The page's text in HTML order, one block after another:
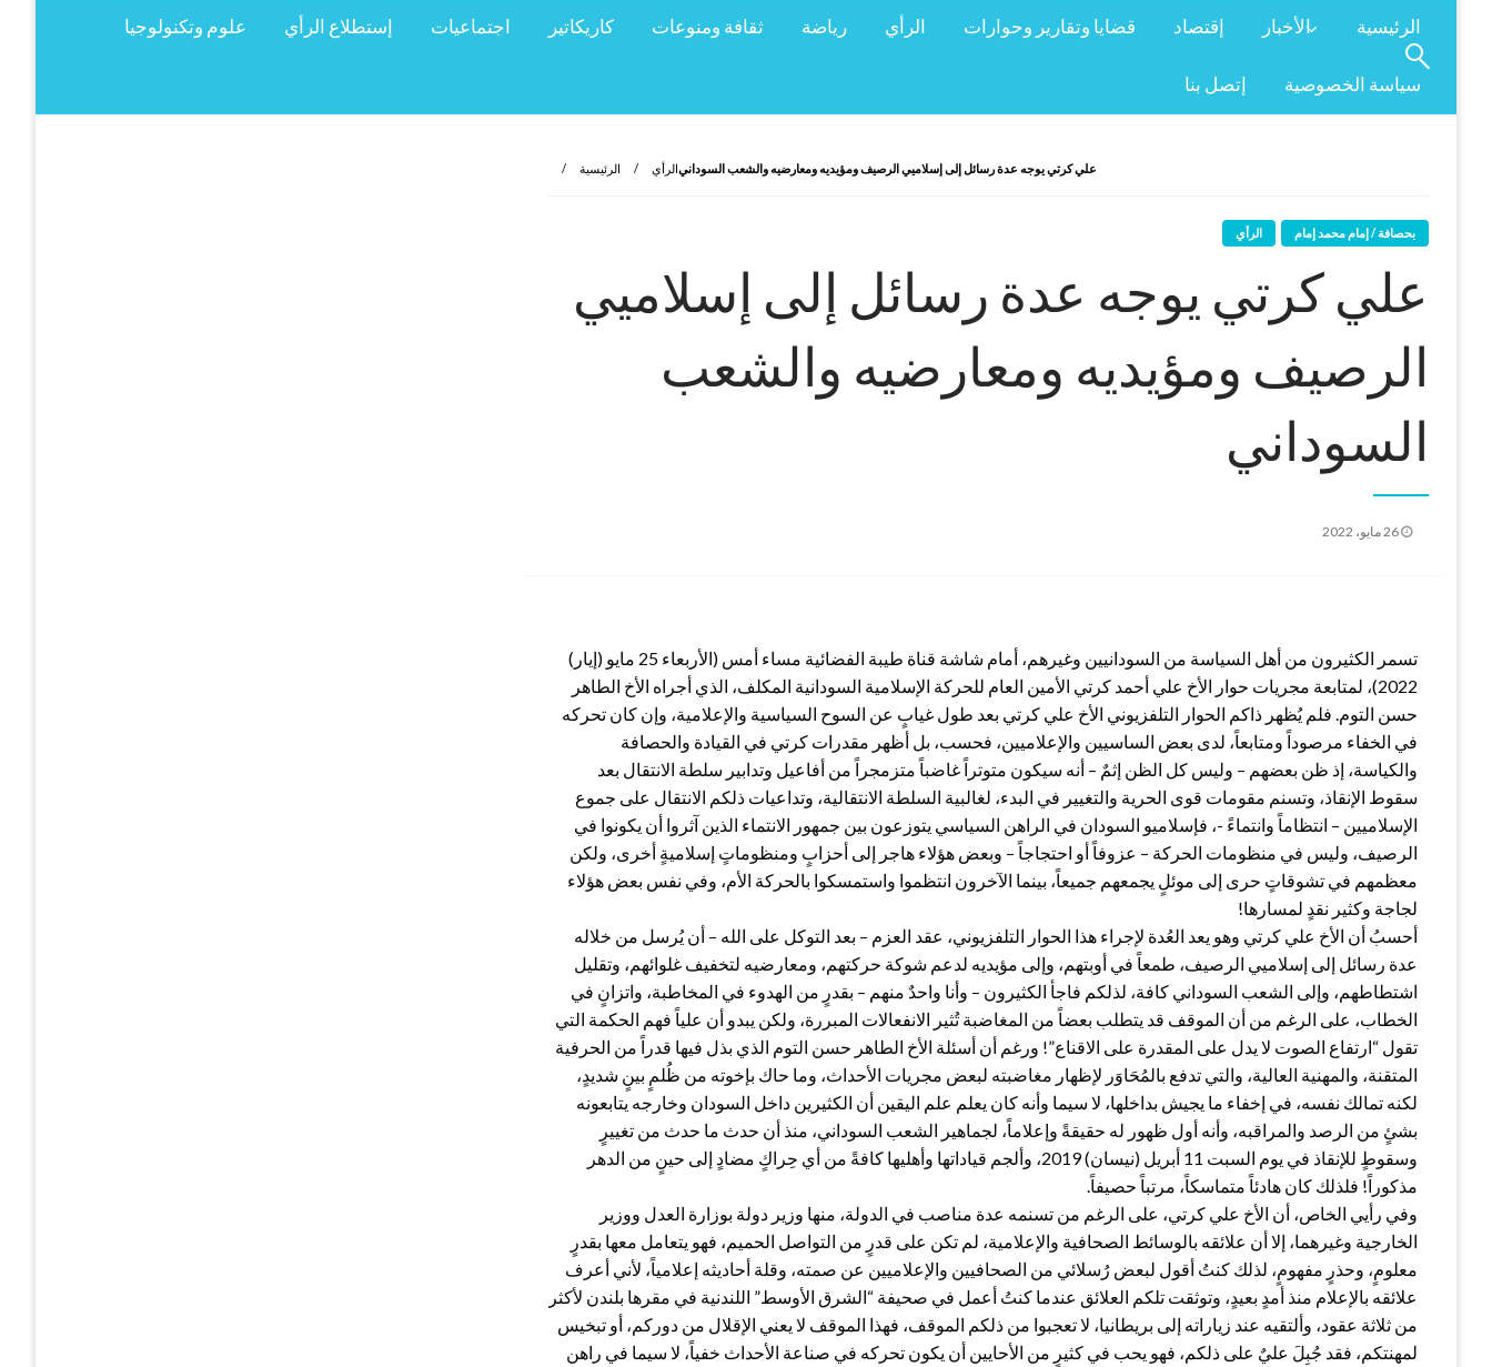
الرئيسية الأخبار إقتصاد قضايا وتقارير وحوارات الرأي رياضة ثقافة ومنوعات كاريكاتير اجتماعيات إستطلاع الرأي علوم وتكنولوجيا
سياسة الخصوصية إتصل بنا
الرئيسية الرأيعلي كرتي يوجه عدة رسائل إلى إسلاميي الرصيف ومؤيديه ومعارضيه والشعب السوداني
الرأي بحصافة / إمام محمد إمام
علي كرتي يوجه عدة رسائل إلى إسلاميي
الرصيف ومؤيديه ومعارضيه والشعب
السوداني
نُشر
26 مايو، 2022
تسمر الكثيرون من أهل السياسة من السودانيين وغيرهم، أمام شاشة قناة طيبة الفضائية مساء أمس (الأربعاء 25 مايو (إيار)
2022)، لمتابعة مجريات حوار الأخ علي أحمد كرتي الأمين العام للحركة الإسلامية السودانية المكلف، الذي أجراه الأخ الطاهر
حسن التوم. فلم يُظهر ذاكم الحوار التلفزيوني الأخ علي كرتي بعد طول غيابٍ عن السوح السياسية والإعلامية، وإن كان تحركه
في الخفاء مرصوداً ومتابعاً، لدى بعض الساسيين والإعلاميين، فحسب، بل أظهر مقدرات كرتي في القيادة والحصافة
والكياسة، إذ ظن بعضهم – وليس كل الظن إثمٌ – أنه سيكون متوتراً غاضباً متزمجراً من أفاعيل وتدابير سلطة الانتقال بعد
سقوط الإنقاذ، وتسنم مقومات قوى الحرية والتغيير في البدء، لغالبية السلطة الانتقالية، وتداعيات ذلكم الانتقال على جموع
الإسلاميين – انتظاماً وانتماءً -، فإسلاميو السودان في الراهن السياسي يتوزعون بين جمهور الانتماء الذين آثروا أن يكونوا في
الرصيف، وليس في منظومات الحركة – عزوفاً أو احتجاجاً – وبعض هؤلاء هاجر إلى أحزابٍ ومنظوماتٍ إسلاميةٍ أخرى، ولكن
معظمهم في تشوقاتٍ حرى إلى موئلٍ يجمعهم جميعاً، بينما الآخرون انتظموا واستمسكوا بالحركة الأم، وفي نفس بعض هؤلاء
لجاجة وكثير نقدٍ لمسارها!
أحسبُ أن الأخ علي كرتي وهو يعد العُدة لإجراء هذا الحوار التلفزيوني، عقد العزم – بعد التوكل على الله – أن يُرسل من خلاله
عدة رسائل إلى إسلاميي الرصيف، طمعاً في أوبتهم، وإلى مؤيديه لدعم شوكة حركتهم، ومعارضيه لتخفيف غلوائهم، وتقليل
اشتطاطهم، وإلى الشعب السوداني كافة، لذلكم فاجأ الكثيرون – وأنا واحدٌ منهم – بقدرٍ من الهدوء في المخاطبة، واتزانٍ في
الخطاب، على الرغم من أن الموقف قد يتطلب بعضاً من المغاضبة تُثير الانفعالات المبررة، ولكن يبدو أن علياً فهم الحكمة التي
تقول “ارتفاع الصوت لا يدل على المقدرة على الاقناع”! ورغم أن أسئلة الأخ الطاهر حسن التوم الذي بذل فيها قدراً من الحرفية
المتقنة، والمهنية العالية، والتي تدفع بالمُحَاوَر لإظهار مغاضبته لبعض مجريات الأحداث، وما حاك بإخوته من ظُلمٍ بينٍ شديدٍ،
لكنه تمالك نفسه، في إخفاء ما يجيش بداخلها، لا سيما وأنه كان يعلم علم اليقين أن الكثيرين داخل السودان وخارجه يتابعونه
بشئٍ من الرصد والمراقبه، وأنه أول ظهور له حقيقةً وإعلاماً، لجماهير الشعب السوداني، منذ أن حدث ما حدث من تغييرٍ
وسقوطٍ للإنقاذ في يوم السبت 11 أبريل (نيسان) 2019، وألجم قياداتها وأهليها كافةً من أي حِراكٍ مضادٍ إلى حينٍ من الدهر
مذكوراً! فلذلك كان هادئاً متماسكاً، مرتباً حصيفاً.
وفي رأيي الخاص، أن الأخ علي كرتي، على الرغم من تسنمه عدة مناصب في الدولة، منها وزير دولة بوزارة العدل ووزير
الخارجية وغيرهما، إلا أن علائقه بالوسائط الصحافية والإعلامية، لم تكن على قدرٍ من التواصل الحميم، فهو يتعامل معها بقدرٍ
معلومٍ، وحذرٍ مفهومٍ، لذلك كنتُ أقول لبعض رُسلائي من الصحافيين والإعلاميين عن صمته، وقلة أحاديثه إعلامياً، لأني أعرف
علائقه بالإعلام منذ أمدٍ بعيدٍ، وتوثقت تلكم العلائق عندما كنتُ أعمل في صحيفة “الشرق الأوسط” اللندنية في مقرها بلندن لأكثر
من ثلاثة عقود، وألتقيه عند زياراته إلى بريطانيا، لا تعجبوا من ذلكم الموقف، فهذا الموقف لا يعني الإقلال من دوركم، أو تبخيس
لمهنتكم، فقد جُبِلَ عليٌ على ذلكم، فهو يحب في كثيرٍ من الأحايين أن يكون تحركه في صناعة الأحداث خفياً، لا سيما في راهن